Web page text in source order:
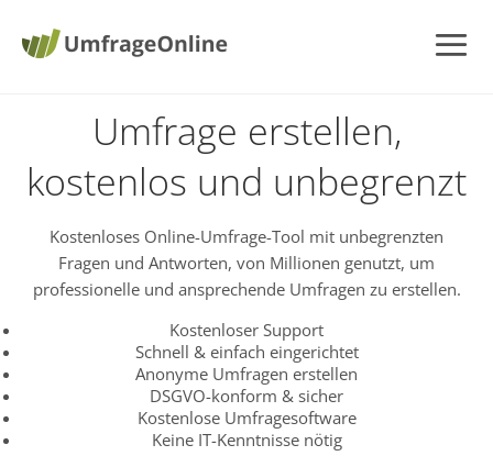
Umfrage erstellen,
kostenlos und unbegrenzt
Kostenloses Online-Umfrage-Tool mit unbegrenzten
Fragen und Antworten, von Millionen genutzt, um
professionelle und ansprechende Umfragen zu erstellen.
Kostenloser Support
Schnell & einfach eingerichtet
Anonyme Umfragen erstellen
DSGVO-konform & sicher
Kostenlose Umfragesoftware
Keine IT-Kenntnisse nötig